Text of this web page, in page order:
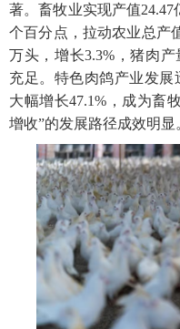
著。畜牧业实现产值
个百分点，拉动农业总产
万头，增长3.3%，猪肉
充足。特色肉鸽产业发展
大幅增长47.1%，成为畜
增收”的发展路径成效明显